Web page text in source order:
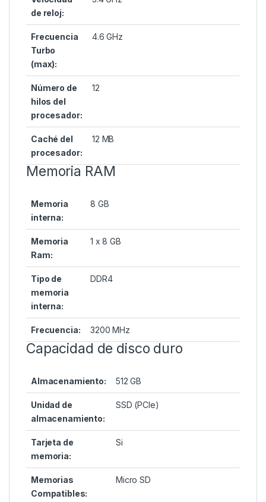
de reloj:
Frecuencia
Turbo
(max):
4.6 GHz
Número de
hilos del
procesador:
12
Caché del
procesador:
12 MB
Memoria RAM
Memoria
interna:
8 GB
Memoria
Ram:
1 x 8 GB
Tipo de
memoria
interna:
DDR4
Frecuencia: 3200 MHz
Capacidad de disco duro
Almacenamiento: 512 GB
Unidad de
almacenamiento:
SSD (PCIe)
Tarjeta de
memoria:
Si
Memorias
Compatibles:
Micro SD